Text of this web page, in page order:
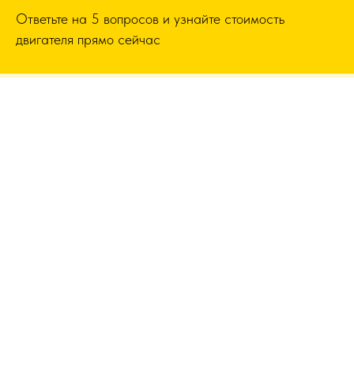
Ответьте на 5 вопросов и узнайте стоимость
двигателя прямо сейчас